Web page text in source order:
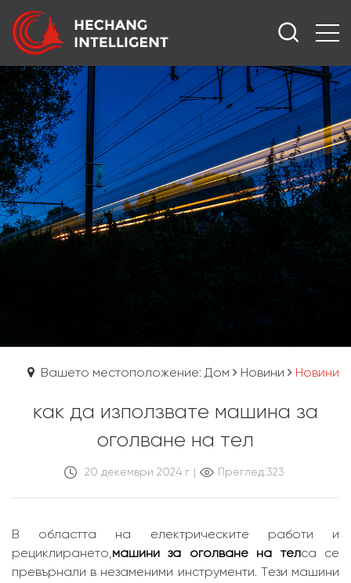
Вашето местоположение: Дом Новини Новини
как да използвате машина за
оголване на тел
20 ​​декември 2024 г Преглед:323
В областта на електрическите работи и
рециклирането,машини за оголване на телса се
превърнали в незаменими инструменти. Тези машини